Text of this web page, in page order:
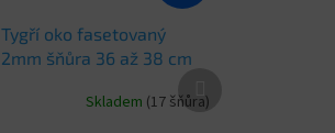
Tygří oko fasetovaný
2mm šňůra 36 až 38 cm
Skladem (17 šňůra)produkt